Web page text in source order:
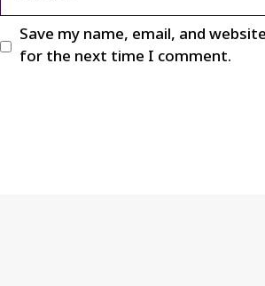
Save my name, email, and
for the next time I comment.